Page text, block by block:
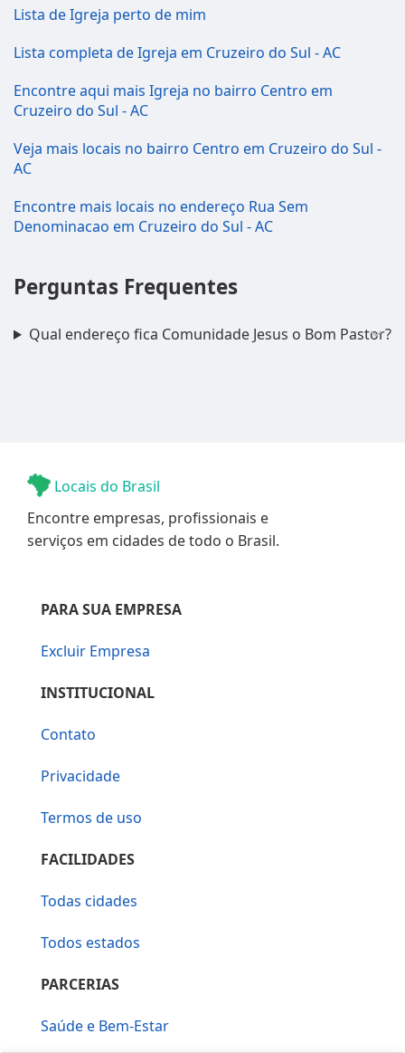
Lista de Igreja perto de mim
Lista completa de Igreja em Cruzeiro do Sul - AC
Encontre aqui mais Igreja no bairro Centro em
Cruzeiro do Sul - AC
Veja mais locais no bairro Centro em Cruzeiro do Sul -
AC
Encontre mais locais no endereço Rua Sem
Denominacao em Cruzeiro do Sul - AC
Perguntas Frequentes
Qual endereço fica Comunidade Jesus o Bom Pastor?
Locais do Brasil
Encontre empresas, profissionais e
serviços em cidades de todo o Brasil.
PARA SUA EMPRESA
Excluir Empresa
INSTITUCIONAL
Contato
Privacidade
Termos de uso
FACILIDADES
Todas cidades
Todos estados
PARCERIAS
Saúde e Bem-Estar